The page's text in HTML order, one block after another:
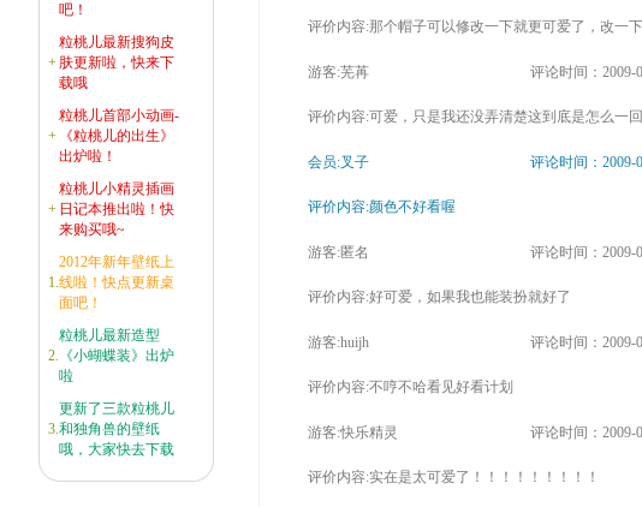
吧！
+
粒桃儿最新搜狗皮
肤更新啦，快来下
载哦
+
粒桃儿首部小动画-
《粒桃儿的出生》
出炉啦！
+
粒桃儿小精灵插画
日记本推出啦！快
来购买哦~
1.
2012年新年壁纸上
线啦！快点更新桌
面吧！
2.
粒桃儿最新造型
《小蝴蝶装》出炉
啦
3.
更新了三款粒桃儿
和独角兽的壁纸
哦，大家快去下载
评价内容:那个帽子可以修改一下就更可爱了，改一
游客:芜苒 评论时间：2009-
评价内容:可爱，只是我还没弄清楚这到底是怎么一
会员:叉子 评论时间：2009-
评价内容:颜色不好看喔
游客:匿名 评论时间：2009-
评价内容:好可爱，如果我也能装扮就好了
游客:huijh 评论时间：2009-
评价内容:不哼不哈看见好看计划
游客:快乐精灵 评论时间：2009-
评价内容:实在是太可爱了！！！！！！！！！